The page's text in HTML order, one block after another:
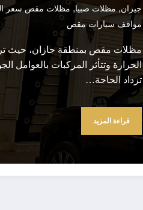
جيزان,مظلات صبيا,مظلات مقص سعر
مواقف سيارات مقص
مظلات مقص بمنطقة جازان، حيث
الحرارة وتتأثر المركبات بالعوامل
تزداد الحاجة…
قراءة المزيد